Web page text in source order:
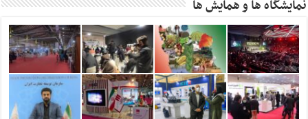
نمایشگاه ها و همایش ها